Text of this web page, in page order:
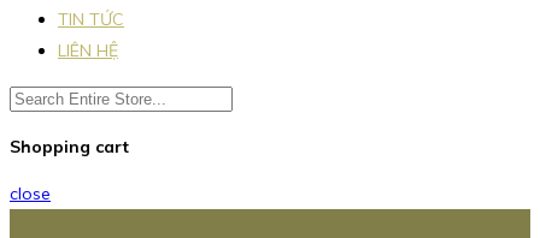
TIN TỨC
LIÊN HỆ
Shopping cart
close